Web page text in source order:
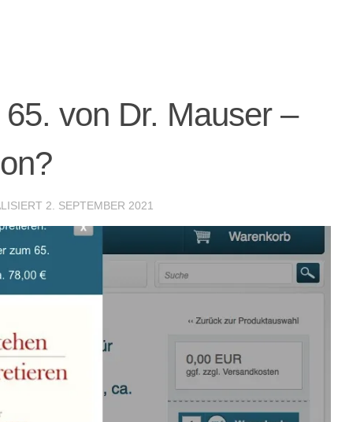
von Dr. Mauser –
2. SEPTEMBER 2021